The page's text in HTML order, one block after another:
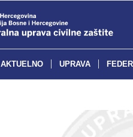
AKTUELNO UPRAVA